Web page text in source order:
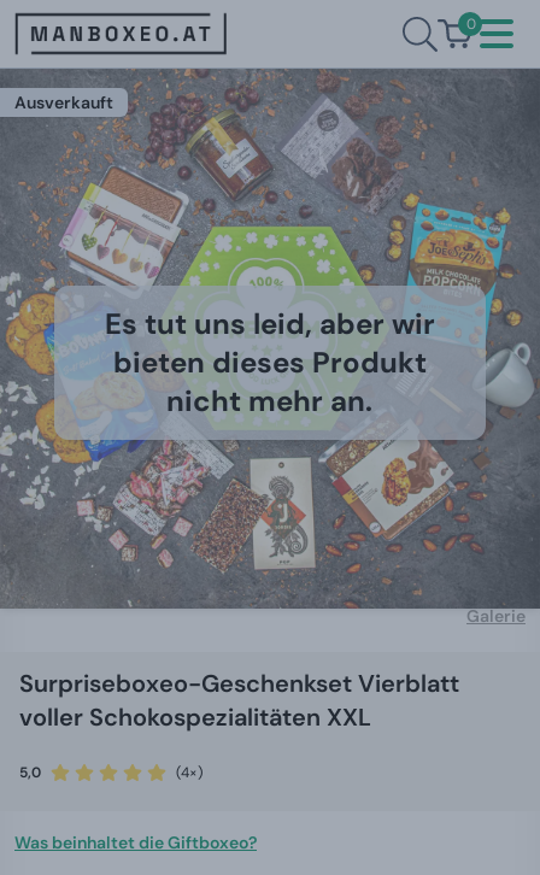
0
Ausverkauft
Es tut uns leid, aber wir
bieten dieses Produkt
nicht mehr an.
Galerie
Surpriseboxeo-Geschenkset Vierblatt
voller Schokospezialitäten XXL
5,0 (4×)
Was beinhaltet die Giftboxeo?